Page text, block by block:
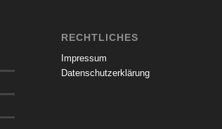
RECHTLICHES
Impressum
Datenschutzerklärung